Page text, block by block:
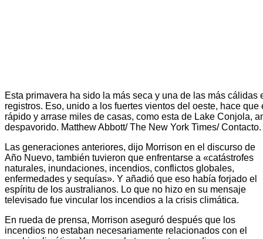
Esta primavera ha sido la más seca y una de las más cálidas
registros. Eso, unido a los fuertes vientos del oeste, hace
rápido y arrase miles de casas, como esta de Lake Conjola,
despavorido. Matthew Abbott/ The New York Times/ Contacto.
Las generaciones anteriores, dijo Morrison en el discurso de
Año Nuevo, también tuvieron que enfrentarse a «catástrofes
naturales, inundaciones, incendios, conflictos globales,
enfermedades y sequías». Y añadió que eso había forjado el
espíritu de los australianos. Lo que no hizo en su mensaje
televisado fue vincular los incendios a la crisis climática.
En rueda de prensa, Morrison aseguró después que los
incendios no estaban necesariamente relacionados con el